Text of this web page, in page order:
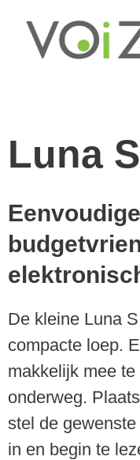
Luna S
Eenvoudige
De kleine Luna
compacte loep.
makkelijk mee
onderweg.
stel de
in en begin te